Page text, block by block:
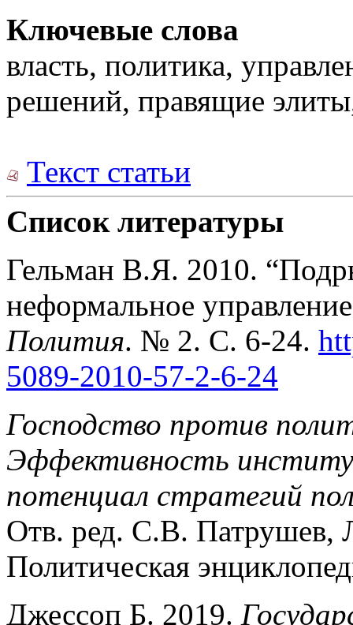
Ключевые слова
власть, политика,
решений, правящие
Текст статьи
Список литературы
Гельман В.Я. 2010.
неформальное
Полития. № 2. С. 6-24.
5089-2010-57-2-6-24
Господство против
Эффективность
потенциал стратегий
Отв. ред. С.В.
Политическая
Джессоп Б. 2019.